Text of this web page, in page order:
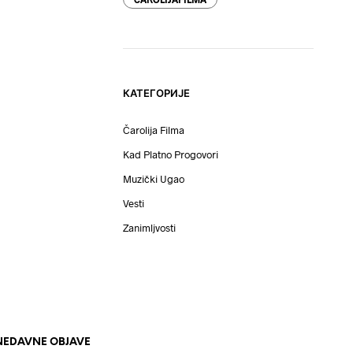
КАТЕГОРИЈЕ
Čarolija Filma
Kad Platno Progovori
Muzički Ugao
Vesti
Zanimljvosti
OBJAVE